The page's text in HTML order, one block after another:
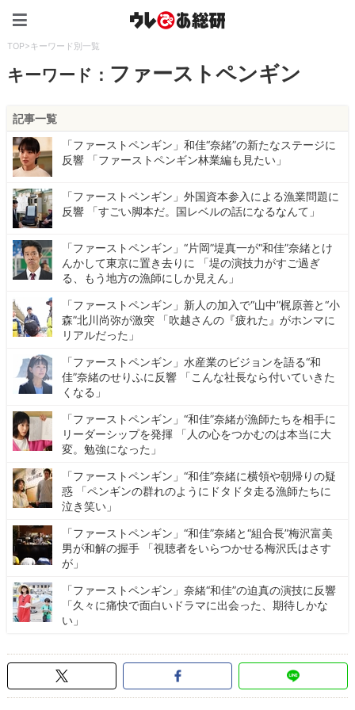
TOP>キーワード別一覧
キーワード： ファーストペンギン
記事一覧
「ファーストペンギン」和佳“奈緒”の新たなステージに
反響 「ファーストペンギン林業編も見たい」
「ファーストペンギン」外国資本参入による漁業問題に
反響 「すごい脚本だ。国レベルの話になるなんて」
「ファーストペンギン」“片岡”堤真一が“和佳”奈緒とけ
んかして東京に置き去りに 「堤の演技力がすご過ぎ
る、もう地方の漁師にしか見えん」
「ファーストペンギン」新人の加入で“山中”梶原善と“小
森”北川尚弥が激突 「吹越さんの『疲れた』がホンマに
リアルだった」
「ファーストペンギン」水産業のビジョンを語る“和
佳”奈緒のせりふに反響 「こんな社長なら付いていきた
くなる」
「ファーストペンギン」“和佳”奈緒が漁師たちを相手に
リーダーシップを発揮 「人の心をつかむのは本当に大
変。勉強になった」
「ファーストペンギン」“和佳”奈緒に横領や朝帰りの疑
惑 「ペンギンの群れのようにドタドタ走る漁師たちに
泣き笑い」
「ファーストペンギン」“和佳”奈緒と“組合長”梅沢富美
男が和解の握手 「視聴者をいらつかせる梅沢氏はさす
が」
「ファーストペンギン」奈緒“和佳”の迫真の演技に反響
「久々に痛快で面白いドラマに出会った、期待しかな
い」